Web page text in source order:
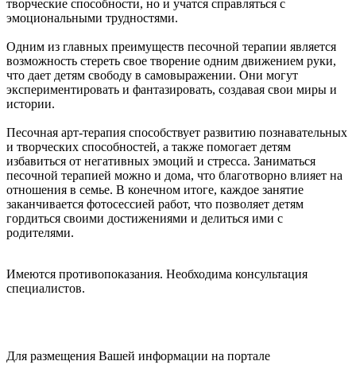
творческие способности, но и учатся справляться с
эмоциональными трудностями.
Одним из главных преимуществ песочной терапии является
возможность стереть свое творение одним движением руки,
что дает детям свободу в самовыражении. Они могут
экспериментировать и фантазировать, создавая свои миры и
истории.
Песочная арт-терапия способствует развитию познавательных
и творческих способностей, а также помогает детям
избавиться от негативных эмоций и стресса. Заниматься
песочной терапией можно и дома, что благотворно влияет на
отношения в семье. В конечном итоге, каждое занятие
заканчивается фотосессией работ, что позволяет детям
гордиться своими достижениями и делиться ими с
родителями.
Имеются противопоказания. Необходима консультация
специалистов.
Для размещения Вашей информации на портале